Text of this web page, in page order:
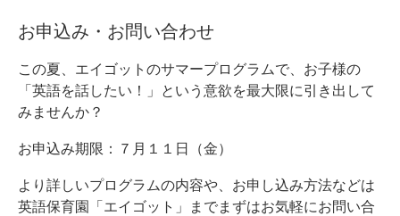
お申込み・お問い合わせ
この夏、エイゴットのサマープログラムで、お子様の
「英語を話したい！」という意欲を最大限に引き出して
みませんか？
お申込み期限：７月１１日（金）
より詳しいプログラムの内容や、お申し込み方法などは
英語保育園「エイゴット」までまずはお気軽にお問い合